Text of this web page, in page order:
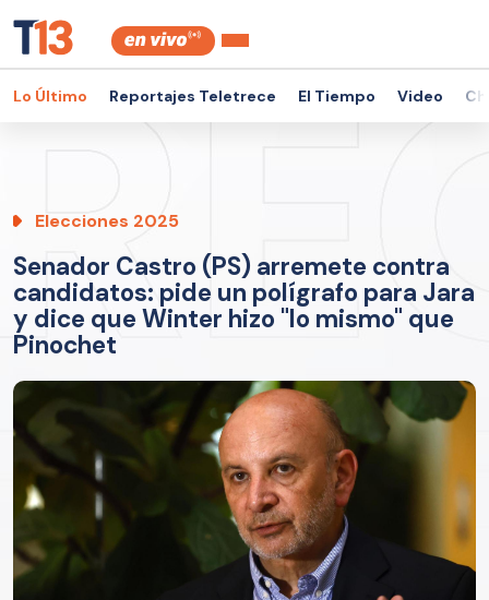
Lo Último Reportajes Teletrece El Tiempo Video
Elecciones 2025
Senador Castro (PS) arremete contra
candidatos: pide un polígrafo para Jara
y dice que Winter hizo "lo mismo" que
Pinochet